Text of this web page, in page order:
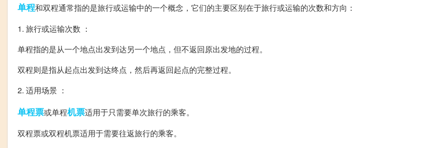
单程和双程通常指的是旅行或运输中的一个概念，它们的主要区别在于旅行或运输的次数和方向：
1. 旅行或运输次数 ：
单程指的是从一个地点出发到达另一个地点，但不返回原出发地的过程。
双程则是指从起点出发到达终点，然后再返回起点的完整过程。
2. 适用场景 ：
单程票或单程机票适用于只需要单次旅行的乘客。
双程票或双程机票适用于需要往返旅行的乘客。